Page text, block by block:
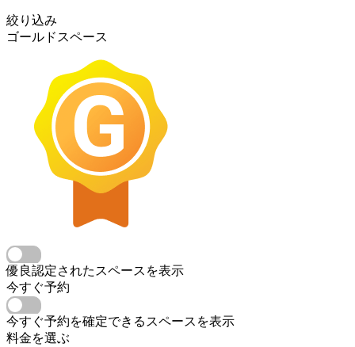
絞り込み
ゴールドスペース
優良認定されたスペースを表示
今すぐ予約
今すぐ予約を確定できるスペースを表示
料金を選ぶ